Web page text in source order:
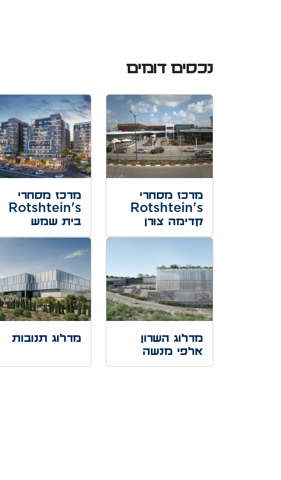
נכסים דומים
מרכז מסחרי
Rotshtein's
קדימה צורן
מרכז מסחרי
Rotshtein's
בית שמש
מרלוג השרון
אלפי מנשה
מרלוג תנובות